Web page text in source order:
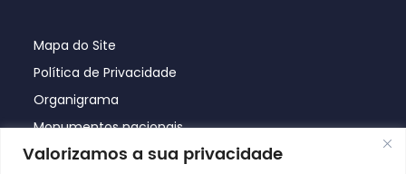
Valorizamos a sua privacidade
Mapa do Site
Política de Privacidade
Organigrama
Monumentos nacionais